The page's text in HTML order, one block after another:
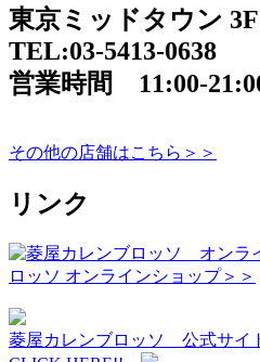
東京ミッドタウン 3F
TEL:03-5413-0638
営業時間 11:00-
その他の店舗はこちら＞＞
リンク
ロッソ オンラインショップ＞＞
菱屋カレンブロッソ 公式サイ